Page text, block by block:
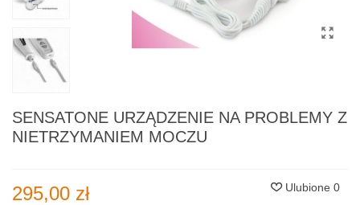
SENSATONE URZĄDZENIE NA PROBLEMY Z
NIETRZYMANIEM MOCZU
295,00 zł Ulubione 0